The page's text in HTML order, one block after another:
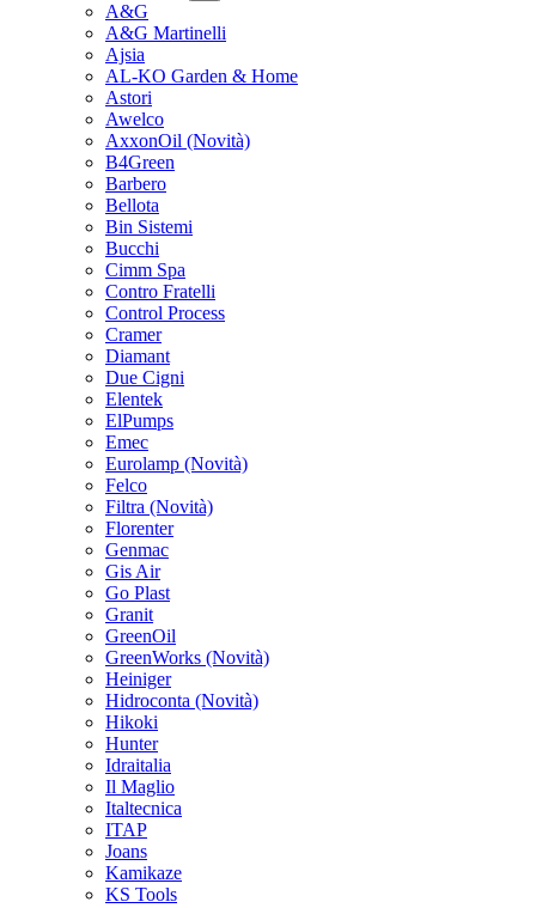
A&G
A&G Martinelli
Ajsia
AL-KO Garden & Home
Astori
Awelco
AxxonOil (Novità)
B4Green
Barbero
Bellota
Bin Sistemi
Bucchi
Cimm Spa
Contro Fratelli
Control Process
Cramer
Diamant
Due Cigni
Elentek
ElPumps
Emec
Eurolamp (Novità)
Felco
Filtra (Novità)
Florenter
Genmac
Gis Air
Go Plast
Granit
GreenOil
GreenWorks (Novità)
Heiniger
Hidroconta (Novità)
Hikoki
Hunter
Idraitalia
Il Maglio
Italtecnica
ITAP
Joans
Kamikaze
KS Tools